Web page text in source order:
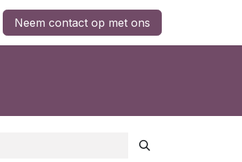
Neem contact op met ons